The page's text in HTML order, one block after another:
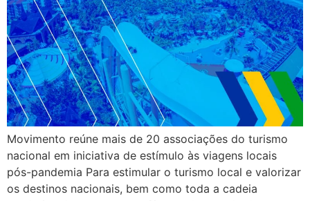
Movimento reúne mais de 20 associações do turismo
nacional em iniciativa de estímulo às viagens locais
pós-pandemia Para estimular o turismo local e valorizar
os destinos nacionais, bem como toda a cadeia